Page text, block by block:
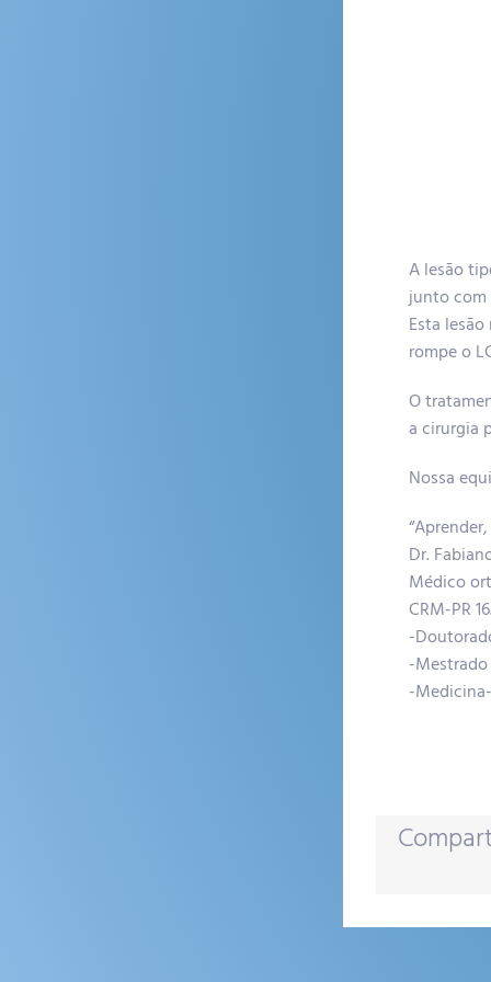
A lesão
junto com
Esta
rompe o
O
a cirurgia
Nossa
Dr.
Médico
CRM-PR
-
-Mestrado
-